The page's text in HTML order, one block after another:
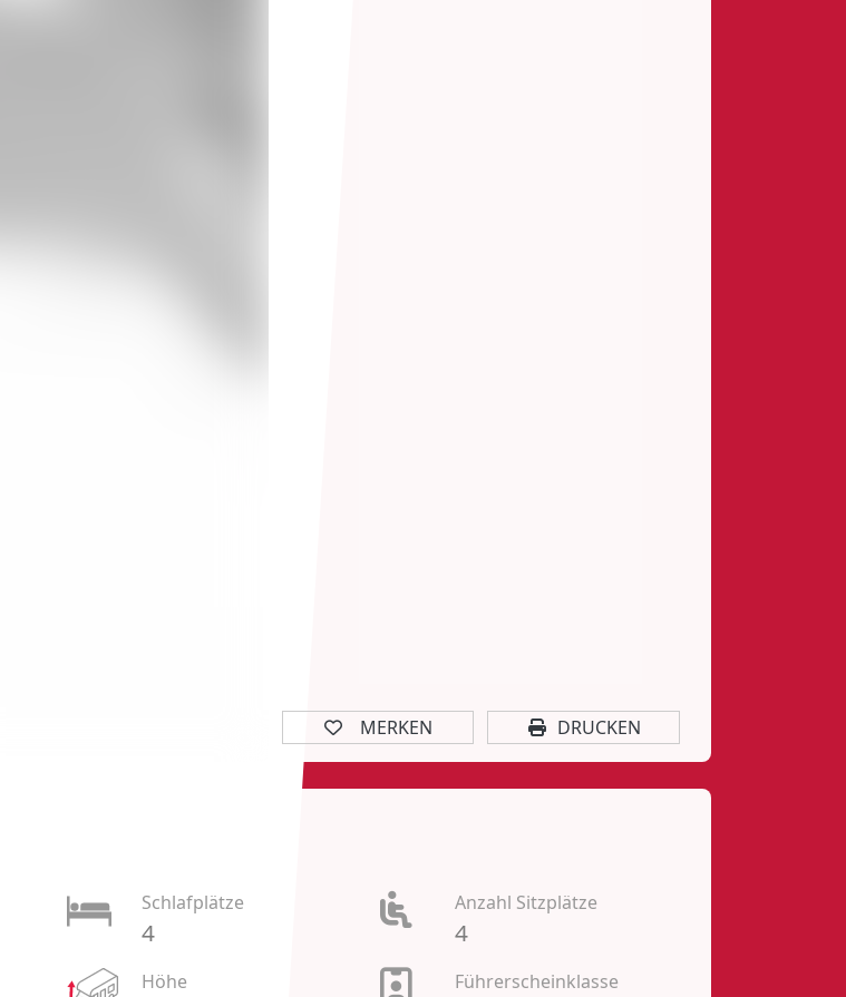
MERKEN DRUCKEN
Schlafplätze
4
Anzahl Sitzplätze
4
Höhe Führerscheinklasse